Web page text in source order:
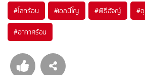
#โลกร้อน #เอลนีโญ #พิธีฮัจญ์ #
#อากาศร้อน